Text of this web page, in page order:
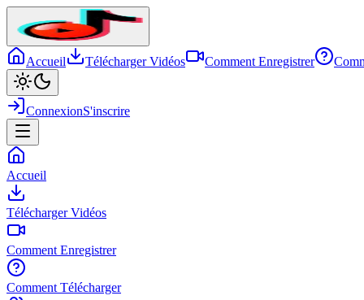
Accueil Télécharger Vidéos Comment Enregistrer
ConnexionS'inscrire
Accueil
Télécharger Vidéos
Comment Enregistrer
Comment Télécharger